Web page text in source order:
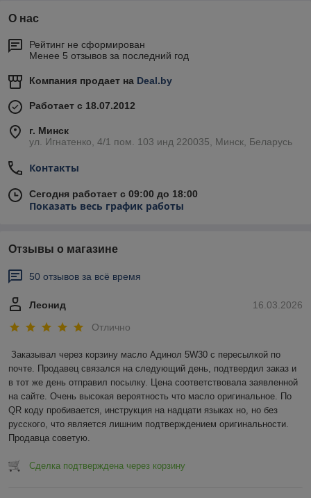
О нас
Рейтинг не сформирован
Менее 5 отзывов за последний год
Компания продает на Deal.by
Работает с 18.07.2012
г. Минск
ул. Игнатенко, 4/1 пом. 103 инд 220035, Минск, Беларусь
Контакты
Сегодня работает с 09:00 до 18:00
Показать весь график работы
Отзывы о магазине
50 отзывов за всё время
16.03.2026
Леонид
Отлично
Заказывал через корзину масло Адинол 5W30 с пересылкой по
почте. Продавец связался на следующий день, подтвердил заказ и
в тот же день отправил посылку. Цена соответствовала заявленной
на сайте. Очень высокая вероятность что масло оригинальное. По
QR коду пробивается, инструкция на надцати языках но, но без
русского, что является лишним подтверждением оригинальности.
Продавца советую.
Сделка подтверждена через корзину